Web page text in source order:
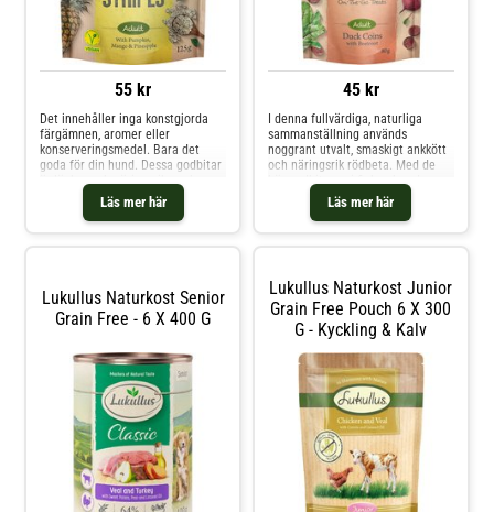
55 kr
Läs mer här
Det innehåller inga konstgjorda
färgämnen, aromer eller
konserveringsmedel. Bara det
goda för din hund. Dessa godbitar
är läckra och näringsrika och
passar utmärkt som mellanmål
utan dåligt samvete. De är lätta
att bryta i enskilda bitar och
45 kr
Läs mer här
I denna fullvärdiga, naturliga
sammanställning används
noggrant utvalt, smaskigt ankkött
och näringsrik rödbeta. Med de
här godbitarna i fickan har du
alltid något att ge hunden när ni
är ute på promenad. Lukullus litar
på naturens kraft
Lukullus Naturkost Senior
Grain Free - 6 X 400 G
Lukullus Naturkost Junior
Grain Free Pouch 6 X 300
G - Kyckling & Kalv